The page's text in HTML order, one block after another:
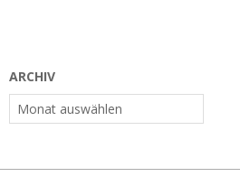
ARCHIV
Archiv